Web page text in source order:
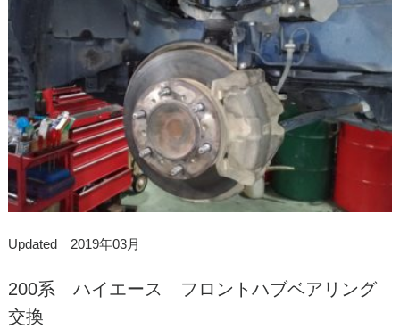
Updated 2019年03月
200系 ハイエース フロントハブベアリング
交換